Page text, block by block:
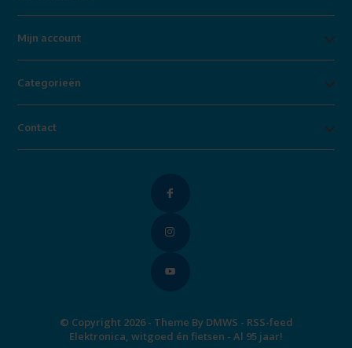
Mijn account
Categorieën
Contact
© Copyright 2026 - Theme By DMWS - RSS-feed
Elektronica, witgoed én fietsen - Al 95 jaar!